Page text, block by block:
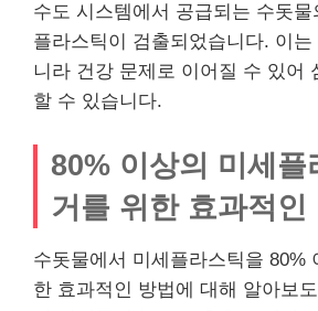
수도 시스템에서 공급되는 수돗물
플라스틱이 검출되었습니다. 이
니라 건강 문제로 이어질 수 있어
할 수 있습니다.
80% 이상의 미세플
거를 위한 효과적인
수돗물에서 미세플라스틱을 80%
한 효과적인 방법에 대해 알아보